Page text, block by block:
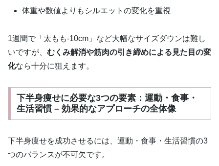
体重や数値よりもシルエットの変化を重視
1週間で「太もも-10cm」など大幅なサイズダウンは難し
いですが、 むくみ解消や筋肉の引き締めによる見た目の変
化なら十分に狙えます。
下半身痩せに必要な3つの要素：運動・食事・
生活習慣 – 効果的なアプローチの全体像
下半身痩せを成功させるには、運動・食事・生活習慣の3
つのバランスが不可欠です。